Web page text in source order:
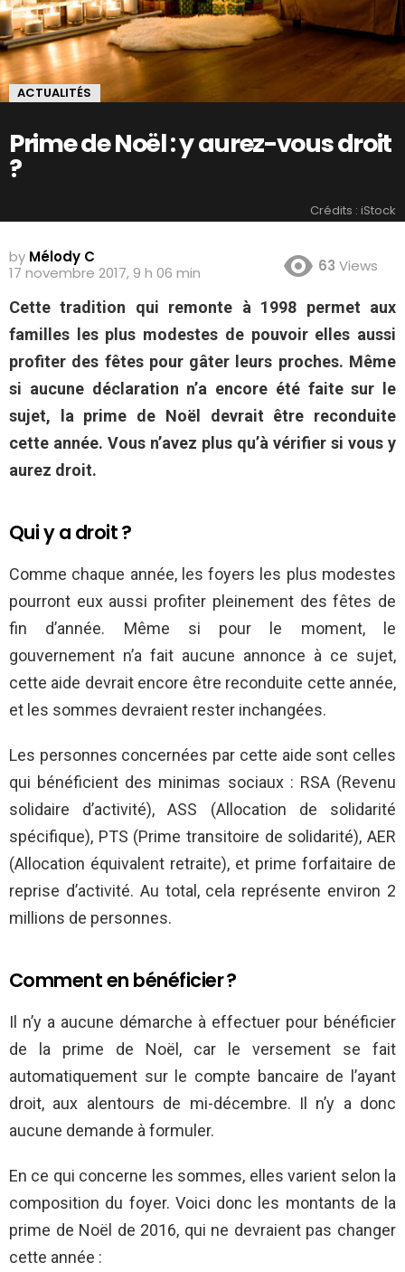
ACTUALITÉS
Prime de Noël : y aurez-vous droit
?
Crédits : iStock
by Mélody C
17 novembre 2017, 9 h 06 min
63 Views
Cette tradition qui remonte à 1998 permet aux
familles les plus modestes de pouvoir elles aussi
profiter des fêtes pour gâter leurs proches. Même
si aucune déclaration n’a encore été faite sur le
sujet, la prime de Noël devrait être reconduite
cette année. Vous n’avez plus qu’à vérifier si vous y
aurez droit.
Qui y a droit ?
Comme chaque année, les foyers les plus modestes
pourront eux aussi profiter pleinement des fêtes de
fin d’année. Même si pour le moment, le
gouvernement n’a fait aucune annonce à ce sujet,
cette aide devrait encore être reconduite cette année,
et les sommes devraient rester inchangées.
Les personnes concernées par cette aide sont celles
qui bénéficient des minimas sociaux : RSA (Revenu
solidaire d’activité), ASS (Allocation de solidarité
spécifique), PTS (Prime transitoire de solidarité), AER
(Allocation équivalent retraite), et prime forfaitaire de
reprise d’activité. Au total, cela représente environ 2
millions de personnes.
Comment en bénéficier ?
Il n’y a aucune démarche à effectuer pour bénéficier
de la prime de Noël, car le versement se fait
automatiquement sur le compte bancaire de l’ayant
droit, aux alentours de mi-décembre. Il n’y a donc
aucune demande à formuler.
En ce qui concerne les sommes, elles varient selon la
composition du foyer. Voici donc les montants de la
prime de Noël de 2016, qui ne devraient pas changer
cette année :